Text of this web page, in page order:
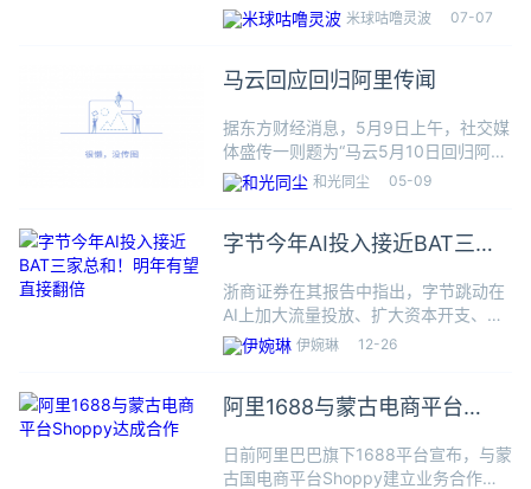
MoE），包括70亿参数稠密模型和720
亿参数的混合专家模型，宣称这是构建
一项发布于G
米球咕噜灵波 07-07
马云回应回归阿里传闻
据东方财经消息，5月9日上午，社交媒
体盛传一则题为“马云5月10日回归阿
里，将要重启大集团模式”的消息，财视
传媒据此向马云求证，他回复称“没听
“马云5月10日回归阿里
和光同尘 05-09
字节今年AI投入接近BAT三家
浙商证券在其报告中指出，字节跳动在
AI上加大流量投放、扩大资本开支、大
力扩张团队，研发投入显著领先同行。
在资金上，字节跳动在AI上投入巨大，
度、阿里、腾讯三家的
伊婉琳 12-26
阿里1688与蒙古电商平台
日前阿里巴巴旗下1688平台宣布，与蒙
古国电商平台Shoppy建立业务合作关